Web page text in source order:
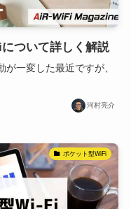
ついて詳しく解説
一変した最近ですが、
河村亮介
ポケット型WiFi